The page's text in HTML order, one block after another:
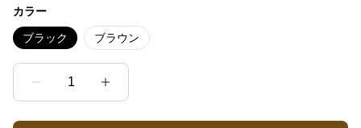
カラー
ブラック ブラウン
1